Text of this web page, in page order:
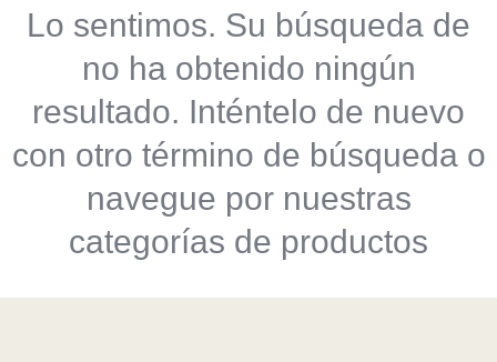
Lo sentimos. Su búsqueda de
no ha obtenido ningún
resultado. Inténtelo de nuevo
con otro término de búsqueda o
navegue por nuestras
categorías de productos